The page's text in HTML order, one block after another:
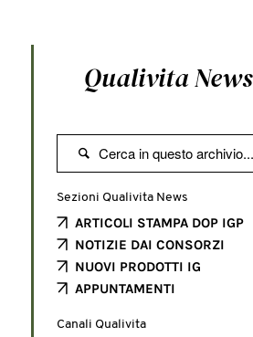
Qualivita News

Sezioni Qualivita News
ARTICOLI STAMPA DOP IGP
NOTIZIE DAI CONSORZI
NUOVI PRODOTTI IG
APPUNTAMENTI
Canali Qualivita